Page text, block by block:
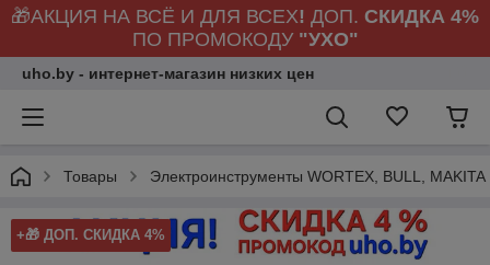
🎁АКЦИЯ НА ВСЁ И ДЛЯ ВСЕХ! ДОП. СКИДКА 4%
ПО ПРОМОКОДУ "УХО"
uho.by - интернет-магазин низких цен
Товары Электроинструменты WORTEX, BULL, MAKITA
+🎁 ДОП. СКИДКА 4%